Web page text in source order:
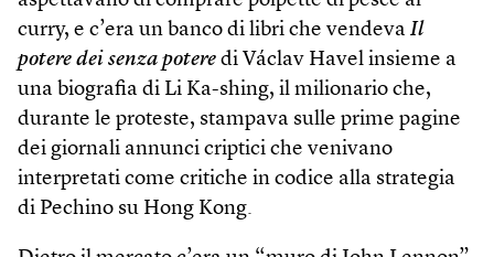
curry, e c’era un banco di libri che vendeva Il
potere dei senza potere di Václav Havel insieme a
una biografia di Li Ka-shing, il milionario che,
durante le proteste, stampava sulle prime pagine
dei giornali annunci criptici che venivano
interpretati come critiche in codice alla strategia
di Pechino su Hong Kong.